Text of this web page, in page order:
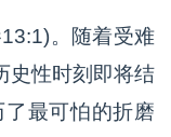
。随着受难
史性时刻即将结
最可怕的折磨